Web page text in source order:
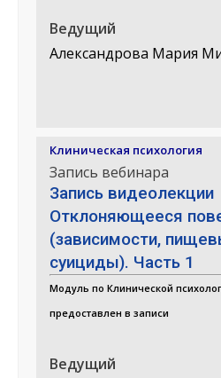
Ведущий
Александрова Мария
Клиническая психология
Запись вебинара
Запись видеолекции
Отклоняющееся
(зависимости,
суициды). Часть 1
Модуль по Клинической
предоставлен в записи
Ведущий